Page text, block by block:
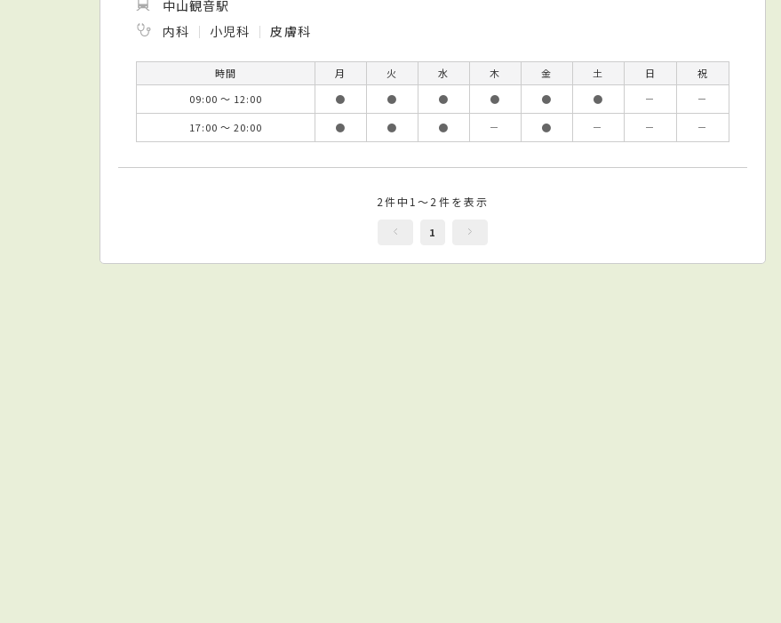
中山観音駅
内科
小児科 皮膚科
時間 月 火 水 木 金 土 日
祝
09:00 ～ 12:00
● ● ● ● ● ● －
－
17:00 ～ 20:00
● ● ● － ● － － －
2件中1～2件を表示
1